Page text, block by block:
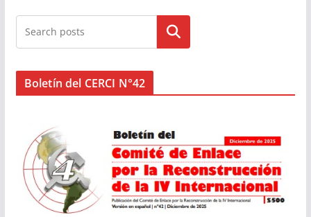
Buscar
Boletín del CERCI N°42